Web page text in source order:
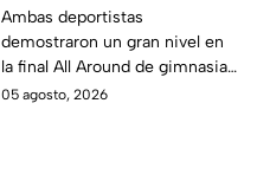
son las gimnastas
mexicanas que
dominaron el podio en
gimnasia artística
Ambas deportistas
demostraron un gran nivel en
la final All Around de gimnasia
artística, poniendo en alto el
05 agosto, 2026